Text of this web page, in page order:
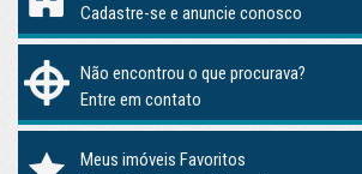
Cadastre-se e anuncie conosco
Não encontrou o que procurava?
Entre em contato
Meus imóveis Favoritos